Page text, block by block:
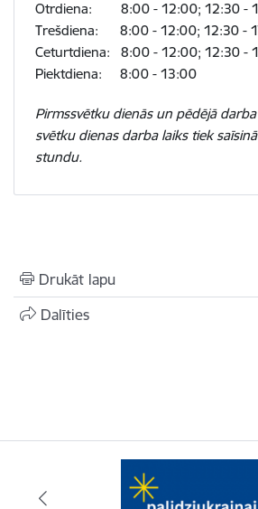
Otrdiena: 8:00 - 12:00; 12:30 -
Trešdiena: 8:00 - 12:00; 12:30 -
Ceturtdiena: 8:00 - 12:00; 12:30 -
Piektdiena: 8:00 - 13:00
Pirmssvētku dienās un pēdējā
svētku dienas darba laiks tiek
stundu.
Drukāt lapu
Dalīties